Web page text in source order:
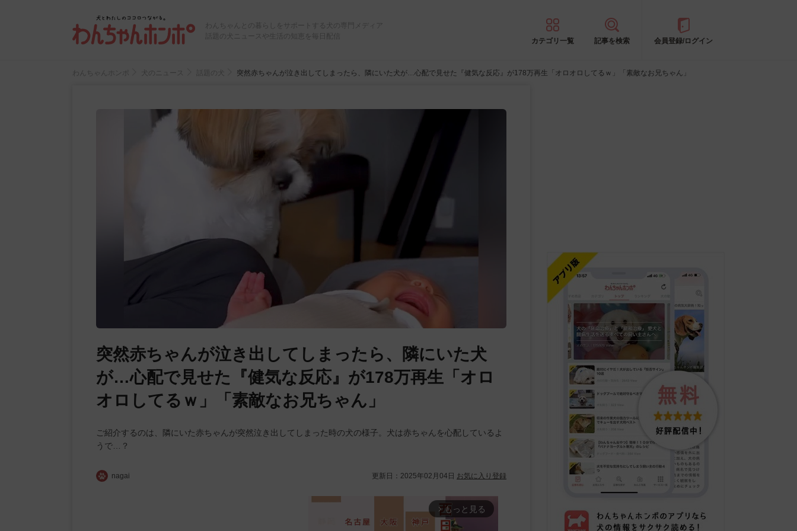
わんちゃんとの暮らしをサポートする犬の専門メディア
話題の犬ニュースや生活の知恵を毎日配信
カテゴリ一覧 記事を検索 会員登録/ログイン
わんちゃんホンポ 犬のニュース 話題の犬 突然赤ちゃんが泣き出してしまったら、隣にいた犬が…心配で見せた『健気な反応』が178万再生「オロオロしてるｗ」「素敵なお兄ちゃん」
突然赤ちゃんが泣き出してしまったら、隣にいた犬
が…心配で見せた『健気な反応』が178万再生「オロ
オロしてるｗ」「素敵なお兄ちゃん」
ご紹介するのは、隣にいた赤ちゃんが突然泣き出してしまった時の犬の様子。犬は赤ちゃんを心配しているよ
うで…？
nagai 更新日： 2025年02月04日 お気に入り登録
arrow_forward_ios もっと見る